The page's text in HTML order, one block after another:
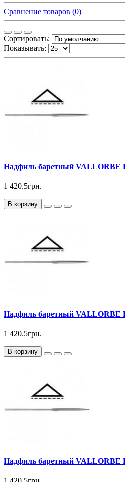
Сравнение товаров (0)
Сортировать:
Показывать:
Надфиль баретный VALLORBE
1 420.5грн.
В корзину
Надфиль баретный VALLORBE
1 420.5грн.
В корзину
Надфиль баретный VALLORBE